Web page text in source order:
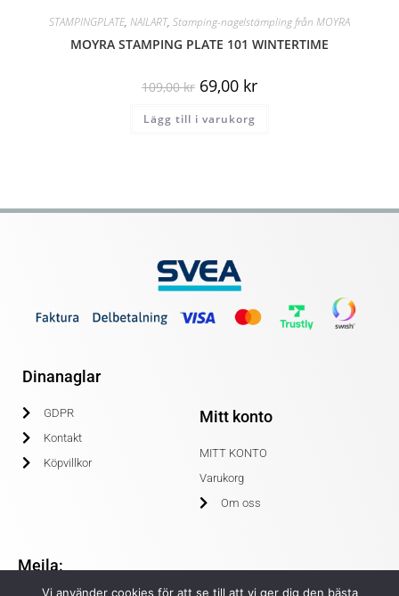
STAMPINGPLATE, NAILART, Stamping-nagelstämpling från MOYRA
MOYRA STAMPING PLATE 101 WINTERTIME
109,00kr 69,00 kr
Lägg till i varukorg
Dinanaglar
GDPR
Kontakt
Köpvillkor
Mitt konto
MITT KONTO
Varukorg
Om oss
Mejla:
Vi använder cookies för att se till att vi ger dig den bästa